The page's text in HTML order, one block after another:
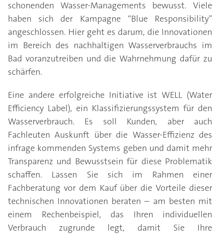
schonenden Wasser-Managements bewusst. Viele
haben sich der Kampagne “Blue Responsibility”
angeschlossen. Hier geht es darum, die Innovationen
im Bereich des nachhaltigen Wasserverbrauchs im
Bad voranzutreiben und die Wahrnehmung dafür zu
schärfen.
Eine andere erfolgreiche Initiative ist WELL (Water
Efficiency Label), ein Klassifizierungssystem für den
Wasserverbrauch. Es soll Kunden, aber auch
Fachleuten Auskunft über die Wasser-Effizienz des
infrage kommenden Systems geben und damit mehr
Transparenz und Bewusstsein für diese Problematik
schaffen. Lassen Sie sich im Rahmen einer
Fachberatung vor dem Kauf über die Vorteile dieser
technischen Innovationen beraten – am besten mit
einem Rechenbeispiel, das Ihren individuellen
Verbrauch zugrunde legt, damit Sie Ihre